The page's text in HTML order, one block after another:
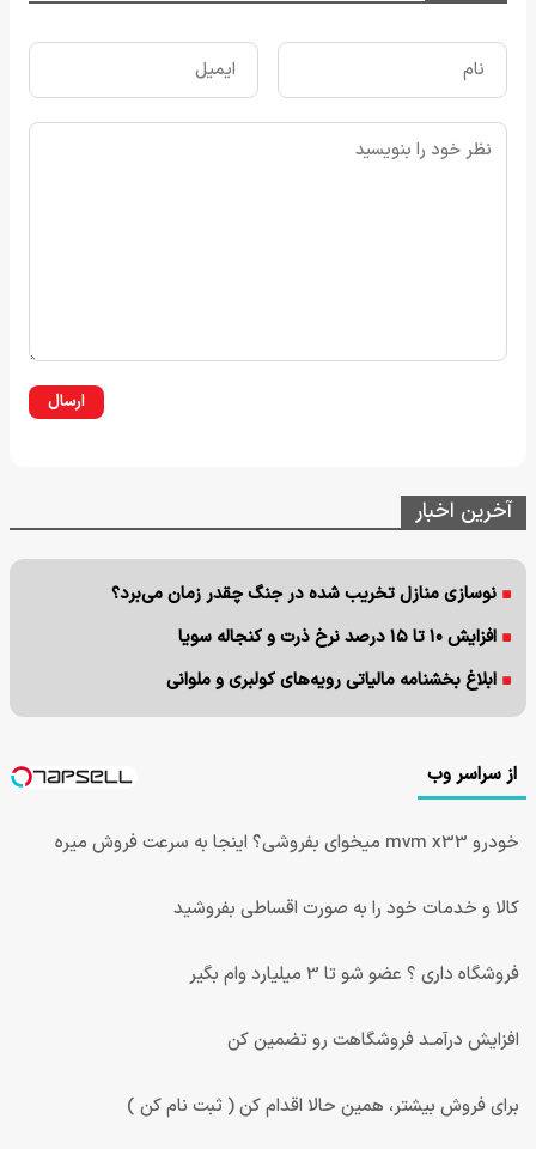
ارسال
آخرین اخبار
نوسازی منازل تخریب شده در جنگ چقدر زمان می‌برد؟
افزایش ۱۰ تا ۱۵ درصد نرخ ذرت و کنجاله سویا
ابلاغ بخشنامه مالیاتی رویه‌های کولبری و ملوانی
از سراسر وب
خودرو mvm x33 میخوای بفروشی؟ اینجا به سرعت فروش میره
کالا و خدمات خود را به صورت اقساطی بفروشید
فروشگاه داری ؟ عضو شو تا 3 میلیارد وام بگیر
افزایش درآمـد فروشگاهت رو تضمین کن
برای فروش بیشتر، همین حالا اقدام کن ( ثبت نام کن )